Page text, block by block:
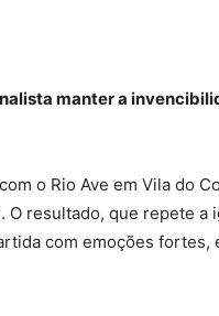
manter a
o Rio Ave em Vila do
resultado, que repete a
com emoções